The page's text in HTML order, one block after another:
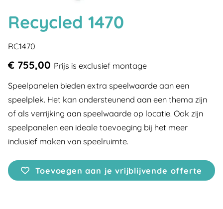
Recycled 1470
RC1470
€ 755,00 Prijs is exclusief montage
Speelpanelen bieden extra speelwaarde aan een
speelplek. Het kan ondersteunend aan een thema zijn
of als verrijking aan speelwaarde op locatie. Ook zijn
speelpanelen een ideale toevoeging bij het meer
inclusief maken van speelruimte.
Toevoegen aan je vrijblijvende offerte